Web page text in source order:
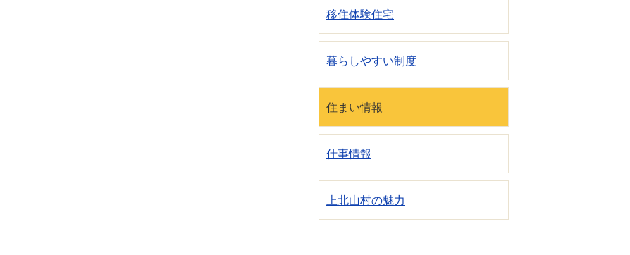
移住体験住宅
暮らしやすい制度
住まい情報
仕事情報
上北山村の魅力